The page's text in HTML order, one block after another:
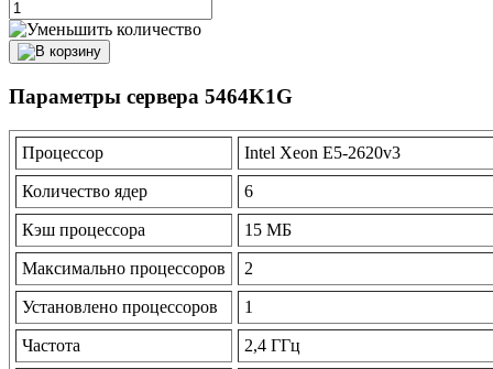
Параметры сервера 5464K1G
Процессор Intel Xeon E5-2620v3
Количество ядер 6
Кэш процессора 15 МБ
Максимально процессоров 2
Установлено процессоров 1
Частота 2,4 ГГц